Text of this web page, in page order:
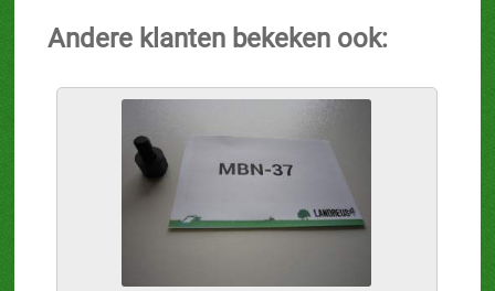
Andere klanten bekeken ook: